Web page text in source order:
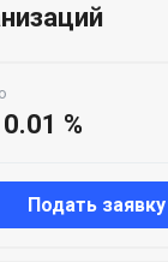
%
Подать заявку